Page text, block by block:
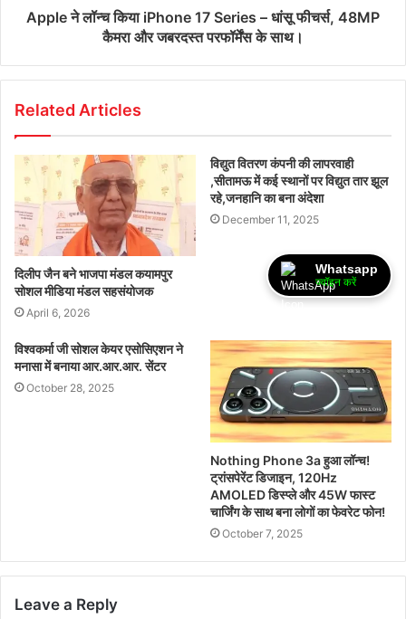
Apple ने लॉन्च किया iPhone 17 Series – धांसू फीचर्स, 48MP
कैमरा और जबरदस्त परफॉर्मेंस के साथ।
Related Articles
दिलीप जैन बने भाजपा मंडल कयामपुर
सोशल मीडिया मंडल सहसंयोजक
April 6, 2026
विद्युत वितरण कंपनी की लापरवाही
,सीतामऊ में कई स्थानों पर विद्युत तार झूल
रहे,जनहानि का बना अंदेशा
December 11, 2025
विश्वकर्मा जी सोशल केयर एसोसिएशन ने
मनासा में बनाया आर.आर.आर. सेंटर
October 28, 2025
Nothing Phone 3a हुआ लॉन्च!
ट्रांसपेरेंट डिजाइन, 120Hz
AMOLED डिस्प्ले और 45W फास्ट
चार्जिंग के साथ बना लोगों का फेवरेट फोन!
October 7, 2025
Leave a Reply
Whatsapp
ज्वॉइन करें